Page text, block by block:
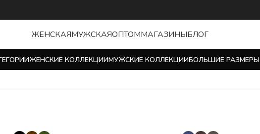
ЖЕНСКАЯМУЖСКАЯОПТОММАГАЗИНЫБЛОГ
ЖЕНСКИЕ КОЛЛЕКЦИИМУЖСКИЕ КОЛЛЕКЦИИБОЛЬШИЕ РАЗМЕРЫ